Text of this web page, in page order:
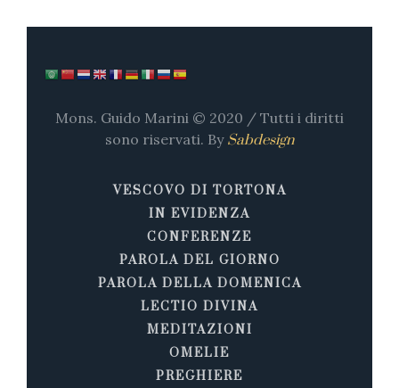
Mons. Guido Marini © 2020 / Tutti i diritti
sono riservati. By Sabdesign
VESCOVO DI TORTONA
IN EVIDENZA
CONFERENZE
PAROLA DEL GIORNO
PAROLA DELLA DOMENICA
LECTIO DIVINA
MEDITAZIONI
OMELIE
PREGHIERE